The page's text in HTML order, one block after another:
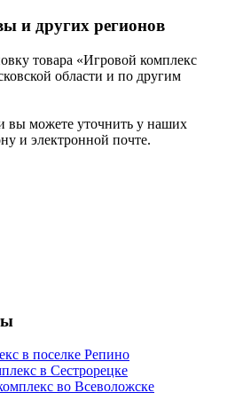
и других регионов
товара «Игровой комплекс
области и по другим
вы можете уточнить у наших
и электронной почте.
в поселке Репино
в Сестрорецке
во Всеволожске